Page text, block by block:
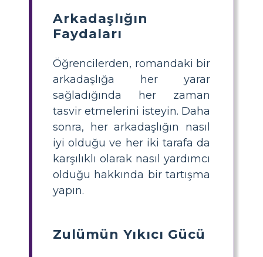
Arkadaşlığın
Faydaları
Öğrencilerden, romandaki bir
arkadaşlığa her yarar
sağladığında her zaman
tasvir etmelerini isteyin. Daha
sonra, her arkadaşlığın nasıl
iyi olduğu ve her iki tarafa da
karşılıklı olarak nasıl yardımcı
olduğu hakkında bir tartışma
yapın.
Zulümün Yıkıcı Gücü